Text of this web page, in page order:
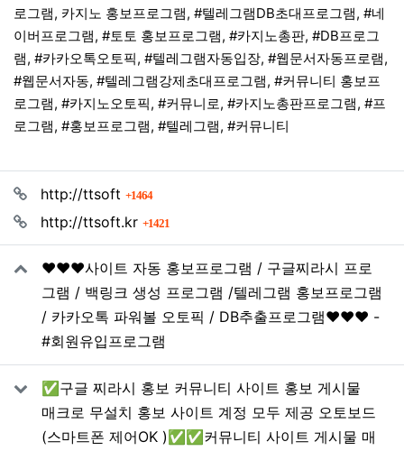
로그램, 카지노 홍보프로그램, #텔레그램DB초대프로그램, #네
이버프로그램, #토토 홍보프로그램, #카지노총판, #DB프로그
램, #카카오톡오토픽, #텔레그램자동입장, #웹문서자동프로램,
#웹문서자동, #텔레그램강제초대프로그램, #커뮤니티 홍보프
로그램, #카지노오토픽, #커뮤니로, #카지노총판프로그램, #프
로그램, #홍보프로그램, #텔레그램, #커뮤니티
http://ttsoft 1464회 연결
http://ttsoft.kr
1421
❤️❤️❤️사이트 자동 홍보프로그램 / 구글찌라시 프로
그램 / 백링크 생성 프로그램 /텔레그램 홍보프로그램
/ 카카오톡 파워볼 오토픽 / DB추출프로그램❤️❤️❤️ -
#회원유입프로그램
✅구글 찌라시 홍보 커뮤니티 사이트 홍보 게시물
매크로 무설치 홍보 사이트 계정 모두 제공 오토보드
(스마트폰 제어OK )✅✅커뮤니티 사이트 게시물 매